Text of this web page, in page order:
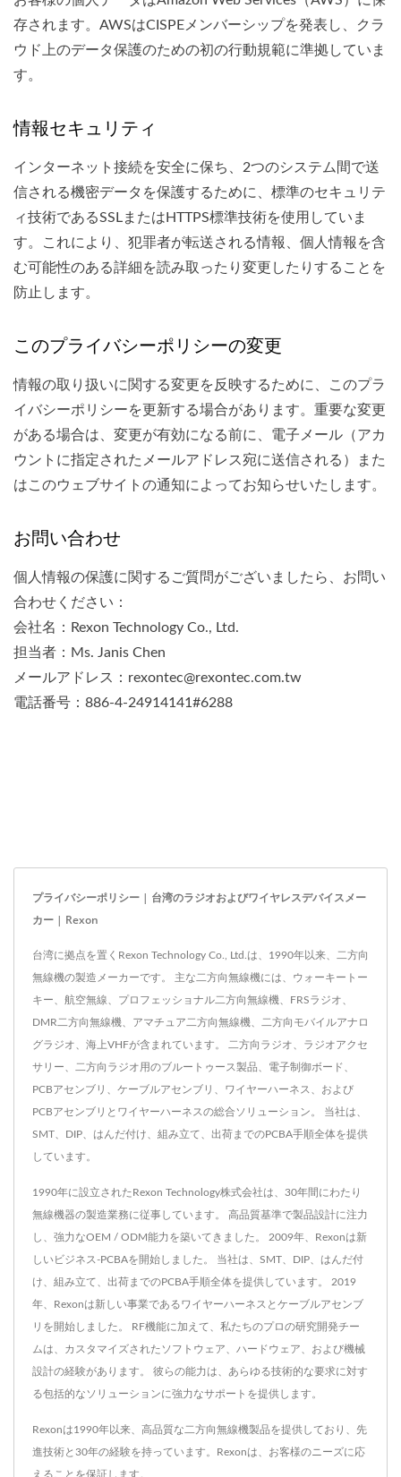
存されます。AWSはCISPEメンバーシップを発表し、クラ
ウド上のデータ保護のための初の行動規範に準拠していま
す。
情報セキュリティ
インターネット接続を安全に保ち、2つのシステム間で送
信される機密データを保護するために、標準のセキュリテ
ィ技術であるSSLまたはHTTPS標準技術を使用していま
す。これにより、犯罪者が転送される情報、個人情報を含
む可能性のある詳細を読み取ったり変更したりすることを
防止します。
このプライバシーポリシーの変更
情報の取り扱いに関する変更を反映するために、このプラ
イバシーポリシーを更新する場合があります。重要な変更
がある場合は、変更が有効になる前に、電子メール（アカ
ウントに指定されたメールアドレス宛に送信される）また
はこのウェブサイトの通知によってお知らせいたします。
お問い合わせ
個人情報の保護に関するご質問がございましたら、お問い
合わせください：
会社名：Rexon Technology Co., Ltd.
担当者：Ms. Janis Chen
メールアドレス：rexontec@rexontec.com.tw
電話番号：886-4-24914141#6288
プライバシーポリシー | 台湾のラジオおよびワイヤレスデバイスメー
カー | Rexon
台湾に拠点を置くRexon Technology Co., Ltd.は、1990年以来、二方向
無線機の製造メーカーです。 主な二方向無線機には、ウォーキートー
キー、航空無線、プロフェッショナル二方向無線機、FRSラジオ、
DMR二方向無線機、アマチュア二方向無線機、二方向モバイルアナロ
グラジオ、海上VHFが含まれています。 二方向ラジオ、ラジオアクセ
サリー、二方向ラジオ用のブルートゥース製品、電子制御ボード、
PCBアセンブリ、ケーブルアセンブリ、ワイヤーハーネス、および
PCBアセンブリとワイヤーハーネスの総合ソリューション。 当社は、
SMT、DIP、はんだ付け、組み立て、出荷までのPCBA手順全体を提供
しています。
1990年に設立されたRexon Technology株式会社は、30年間にわたり
無線機器の製造業務に従事しています。 高品質基準で製品設計に注力
し、強力なOEM / ODM能力を築いてきました。 2009年、Rexonは新
しいビジネス-PCBAを開始しました。 当社は、SMT、DIP、はんだ付
け、組み立て、出荷までのPCBA手順全体を提供しています。 2019
年、Rexonは新しい事業であるワイヤーハーネスとケーブルアセンブ
リを開始しました。 RF機能に加えて、私たちのプロの研究開発チー
ムは、カスタマイズされたソフトウェア、ハードウェア、および機械
設計の経験があります。 彼らの能力は、あらゆる技術的な要求に対す
る包括的なソリューションに強力なサポートを提供します。
Rexonは1990年以来、高品質な二方向無線機製品を提供しており、先
進技術と30年の経験を持っています。Rexonは、お客様のニーズに応
えることを保証します。